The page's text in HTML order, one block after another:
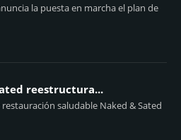
la puesta en marcha el plan de
reestructura...
restauración saludable Naked & Sated